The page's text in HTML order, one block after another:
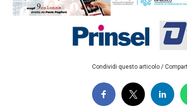
Condividi questo articolo /